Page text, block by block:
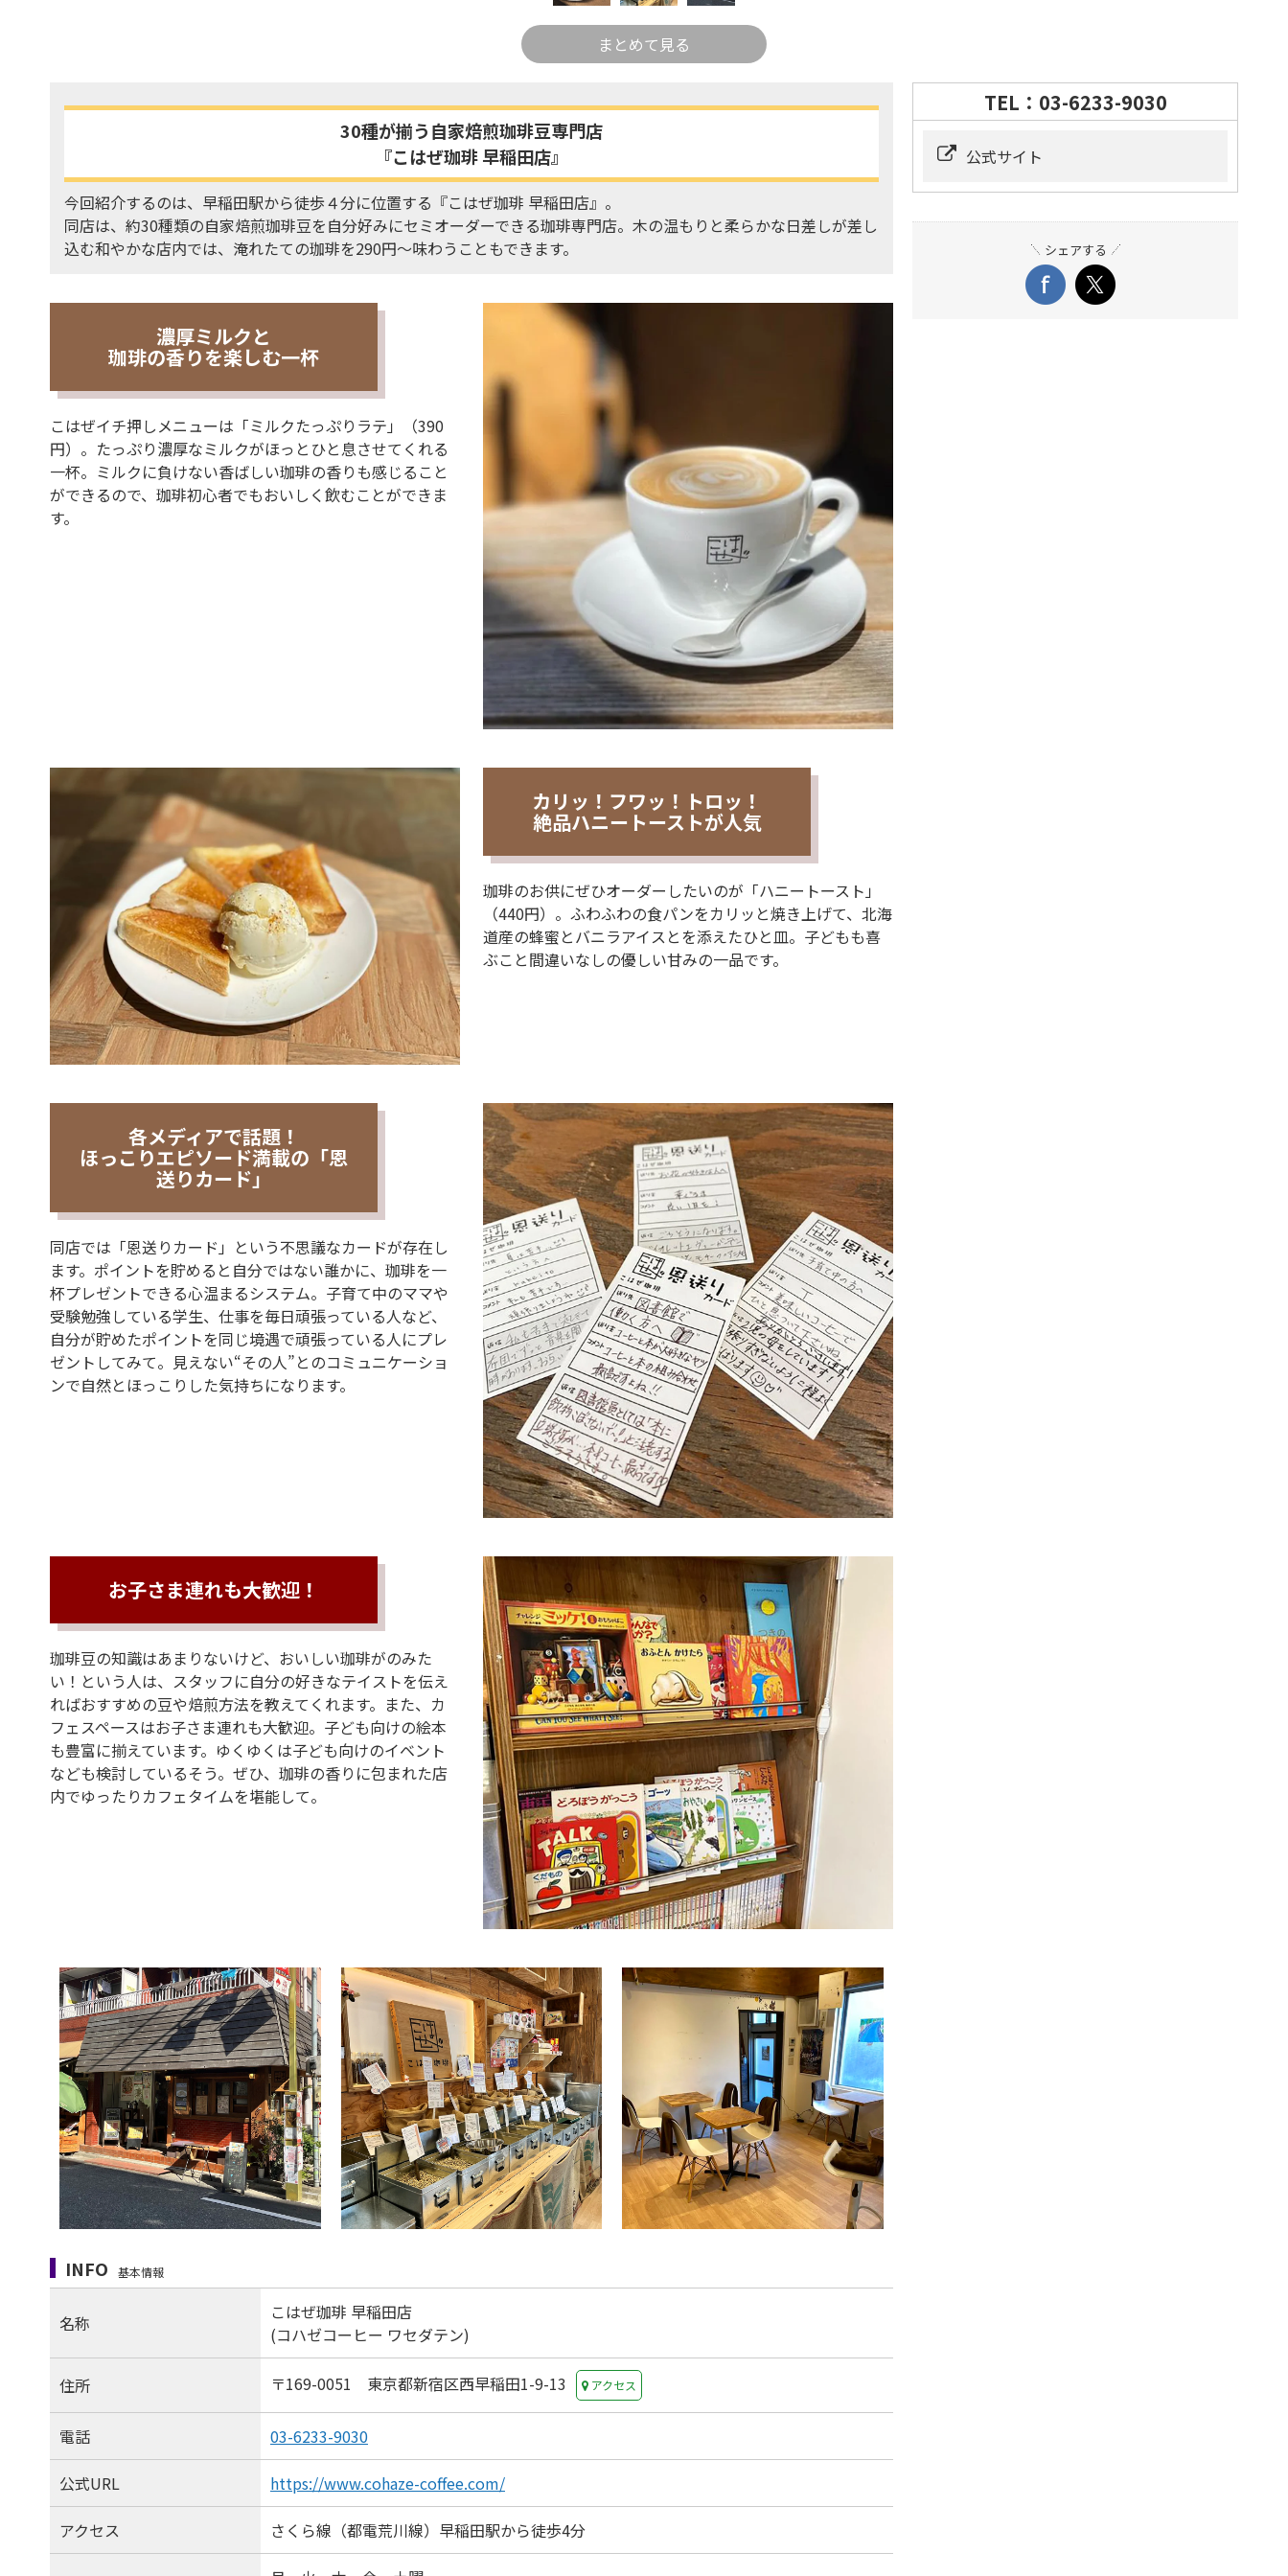
まとめて見る
30種が揃う自家焙煎珈琲豆専門店
『こはぜ珈琲 早稲田店』
今回紹介するのは、早稲田駅から徒歩４分に位置する『こはぜ珈琲 早稲田店』。
同店は、約30種類の自家焙煎珈琲豆を自分好みにセミオーダーできる珈琲専門店。木の温もりと柔らかな日差しが差し
込む和やかな店内では、淹れたての珈琲を290円～味わうこともできます。
濃厚ミルクと
珈琲の香りを楽しむ一杯
こはぜイチ押しメニューは「ミルクたっぷりラテ」（390
円）。たっぷり濃厚なミルクがほっとひと息させてくれる
一杯。ミルクに負けない香ばしい珈琲の香りも感じること
ができるので、珈琲初心者でもおいしく飲むことができま
す。
カリッ！フワッ！トロッ！
絶品ハニートーストが人気
珈琲のお供にぜひオーダーしたいのが「ハニートースト」
（440円）。ふわふわの食パンをカリッと焼き上げて、北海
道産の蜂蜜とバニラアイスとを添えたひと皿。子どもも喜
ぶこと間違いなしの優しい甘みの一品です。
各メディアで話題！
ほっこりエピソード満載の「恩
送りカード」
同店では「恩送りカード」という不思議なカードが存在し
ます。ポイントを貯めると自分ではない誰かに、珈琲を一
杯プレゼントできる心温まるシステム。子育て中のママや
受験勉強している学生、仕事を毎日頑張っている人など、
自分が貯めたポイントを同じ境遇で頑張っている人にプレ
ゼントしてみて。見えない“その人”とのコミュニケーショ
ンで自然とほっこりした気持ちになります。
お子さま連れも大歓迎！
珈琲豆の知識はあまりないけど、おいしい珈琲がのみた
い！という人は、スタッフに自分の好きなテイストを伝え
ればおすすめの豆や焙煎方法を教えてくれます。また、カ
フェスペースはお子さま連れも大歓迎。子ども向けの絵本
も豊富に揃えています。ゆくゆくは子ども向けのイベント
なども検討しているそう。ぜひ、珈琲の香りに包まれた店
内でゆったりカフェタイムを堪能して。
INFO 基本情報
名称
こはぜ珈琲 早稲田店
(コハゼコーヒー ワセダテン)
住所 〒169-0051 東京都新宿区西早稲田1-9-13 アクセス
電話 03-6233-9030
公式URL https://www.cohaze-coffee.com/
アクセス さくら線（都電荒川線）早稲田駅から徒歩4分
TEL：03-6233-9030
公式サイト
シェアする